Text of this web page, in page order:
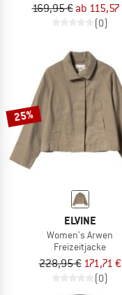
169,95 € ab
(0)
25%
ELVINE
Women's Arwen
Freizeitjacke
228,95 € 171,71 €
(0)